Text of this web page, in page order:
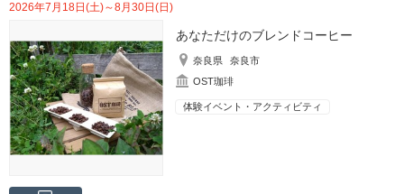
2026年7月18日(土)～8月30日(日)
あなただけのブレンドコーヒー
奈良県
奈良市
OST珈琲
体験イベント・アクティビティ